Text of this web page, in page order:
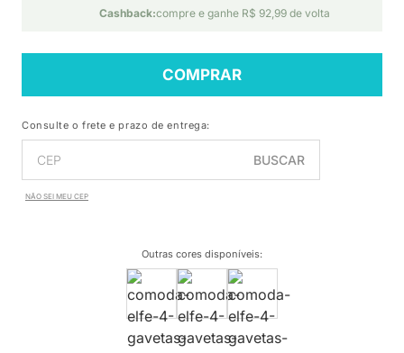
Cashback:compre e ganhe R$ 92,99 de volta
COMPRAR
Consulte o frete e prazo de entrega:
BUSCAR
NÃO SEI MEU CEP
Outras cores disponíveis: